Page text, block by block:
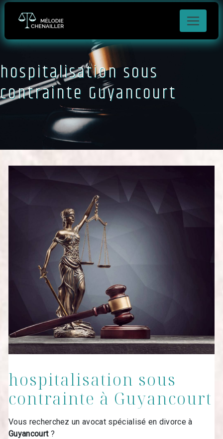
hospitalisation sous
contrainte Guyancourt
hospitalisation sous
contrainte à Guyancourt
Vous recherchez un avocat spécialisé en divorce à
Guyancourt?
Panneau de gestion des cookies